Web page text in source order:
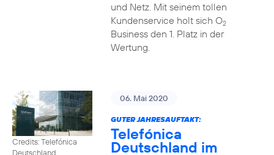
und Netz. Mit seinem tollen
Kundenservice holt sich O2
Business den 1. Platz in der
Wertung.
Credits: Telefónica
Deutschland
06. Mai 2020
GUTER JAHRESAUFTAKT:
Telefónica
Deutschland im